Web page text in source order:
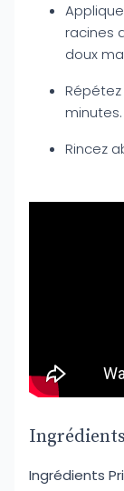
racines
doux
minutes.
Rincez
Ingrédients